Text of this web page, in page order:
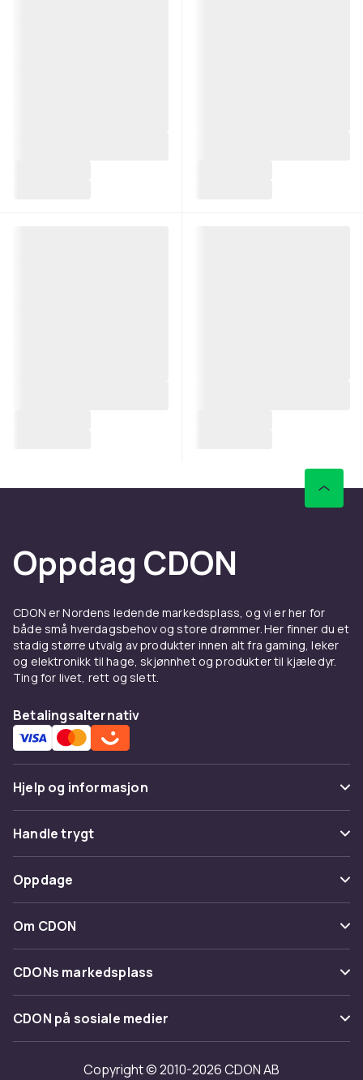
Oppdag CDON
CDON er Nordens ledende markedsplass, og vi er her for
både små hverdagsbehov og store drømmer. Her finner du et
stadig større utvalg av produkter innen alt fra gaming, leker
og elektronikk til hage, skjønnhet og produkter til kjæledyr.
Ting for livet, rett og slett.
Betalingsalternativ
Hjelp og informasjon
Vanlige spørsmål
Spor pakke
Angre & returner her
Kontakt oss
Handle trygt
Betaling
Levering
Tilbakekallinger
Oppdage
Kategorier
Varemerker
Om CDON
Om oss
Kundeanmeldelser
Jobbe på CDON
Investor relations
CDONs markedsplass
Merchant Help Center
CDON på sosiale medier
Copyright © 2010-2026 CDON AB